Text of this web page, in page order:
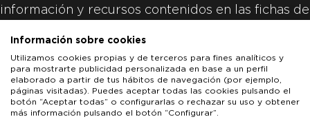
información y recursos contenidos en las fichas de
productoras de las películas y responsabilidad
única y exclusiva de las mismas.
Información sobre cookies
Utilizamos cookies propias y de terceros para fines analíticos y
para mostrarte publicidad personalizada en base a un perfil
elaborado a partir de tus hábitos de navegación (por ejemplo,
páginas visitadas). Puedes aceptar todas las cookies pulsando el
botón “Aceptar todas” o configurarlas o rechazar su uso y obtener
más información pulsando el botón “Configurar”.